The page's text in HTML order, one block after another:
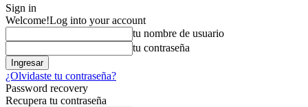
Sign in
Welcome!Log into your account
tu nombre de usuario
tu contraseña
¿Olvidaste tu contraseña?
Password recovery
Recupera tu contraseña